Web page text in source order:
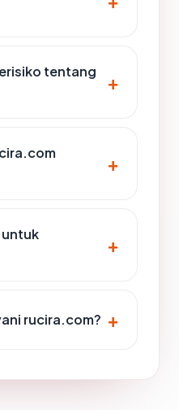
tentang
rucira.com?